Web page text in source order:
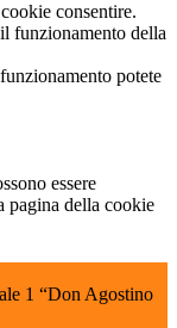
consentire.
funzionamento della
potete
essere
pagina della cookie
1 “Don Agostino